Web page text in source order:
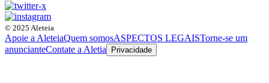
© 2025 Aleteia
Apoie a AleteiaQuem somosASPECTOS LEGAISTorne-se um
anuncianteContate a Aletia Privacidade